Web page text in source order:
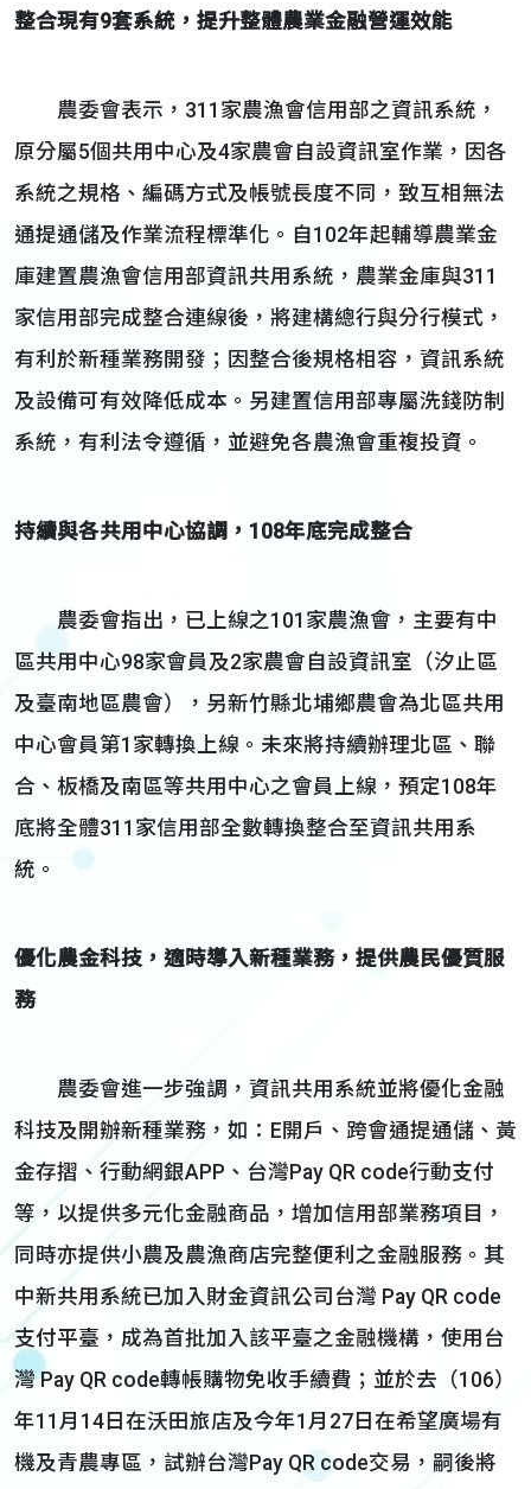
整合現有9套系統，提升整體農業金融營運效能
農委會表示，311家農漁會信用部之資訊系統，
原分屬5個共用中心及4家農會自設資訊室作業，因各
系統之規格、編碼方式及帳號長度不同，致互相無法
通提通儲及作業流程標準化。自102年起輔導農業金
庫建置農漁會信用部資訊共用系統，農業金庫與311
家信用部完成整合連線後，將建構總行與分行模式，
有利於新種業務開發；因整合後規格相容，資訊系統
及設備可有效降低成本。另建置信用部專屬洗錢防制
系統，有利法令遵循，並避免各農漁會重複投資。
持續與各共用中心協調， 108年底完成整合
農委會指出，已上線之101家農漁會，主要有中
區共用中心98家會員及2家農會自設資訊室（汐止區
及臺南地區農會），另新竹縣北埔鄉農會為北區共用
中心會員第1家轉換上線。未來將持續辦理北區、聯
合、板橋及南區等共用中心之會員上線，預定108年
底將全體311家信用部全數轉換整合至資訊共用系
統。
優化農金科技，適時導入新種業務，提供農民優質服
務
農委會進一步強調，資訊共用系統並將優化金融
科技及開辦新種業務，如：E開戶、跨會通提通儲、黃
金存摺、行動網銀APP、台灣Pay QR code行動支付
等，以提供多元化金融商品，增加信用部業務項目，
同時亦提供小農及農漁商店完整便利之金融服務。其
中新共用系統已加入財金資訊公司台灣 Pay QR code
支付平臺，成為首批加入該平臺之金融機構，使用台
灣 Pay QR code轉帳購物免收手續費；並於去（106）
年11月14日在沃田旅店及今年1月27日在希望廣場有
機及青農專區，試辦台灣Pay QR code交易，嗣後將